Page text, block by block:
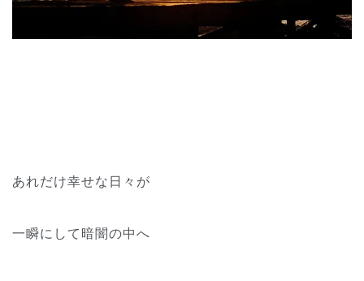
あれだけ幸せな日々が
一瞬にして暗闇の中へ